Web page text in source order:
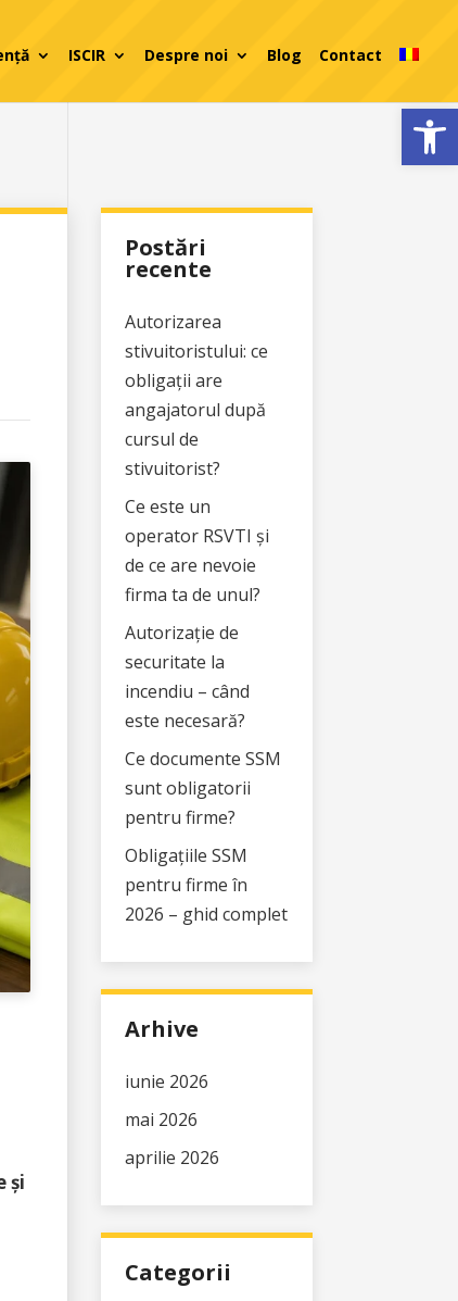
ISCIR Despre noi Blog Contact
și
Postări
recente
Autorizarea
stivuitoristului: ce
obligații are
angajatorul după
cursul de
stivuitorist?
Ce este un
operator RSVTI și
de ce are nevoie
firma ta de unul?
Autorizație de
securitate la
incendiu – când
este necesară?
Ce documente SSM
sunt obligatorii
pentru firme?
Obligațiile SSM
pentru firme în
2026 – ghid complet
Arhive
iunie 2026
mai 2026
aprilie 2026
Categorii